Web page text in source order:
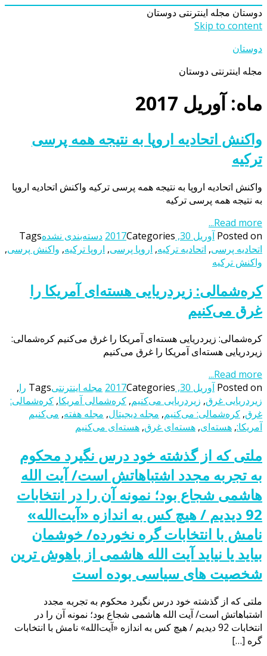
دوستان مجله اینترنتی دوستان
Skip to content
دوستان
مجله اینترنتی دوستان
ماه: آوریل 2017
واکنش اتحادیه اروپا به نتیجه همه پرسی
ترکیه
واکنش اتحادیه اروپا به نتیجه همه پرسی ترکیه واکنش اتحادیه اروپا
به نتیجه همه پرسی ترکیه
Read more...
Posted on آوریل 30, 2017 Categories دسته‌بندی نشدهTags
اتحادیه پرسی, اتحادیه ترکیه, اروپا پرسی, اروپا ترکیه, واکنش پرسی,
واکنش ترکیه
کره‌شمالی: زیردریایی هسته‌ای آمریکا را
غرق می‌کنیم
کره‌شمالی: زیردریایی هسته‌ای آمریکا را غرق می‌کنیم کره‌شمالی:
زیردریایی هسته‌ای آمریکا را غرق می‌کنیم
Read more...
Posted on آوریل 30, 2017 Categories مجله اینترنتیTags را,
زیردریایی غرق, زیردریایی می‌کنیم, کره‌شمالی آمریکا, کره‌شمالی:
غرق, کره‌شمالی: می‌کنیم, مجله دیجیتال, مجله هفته, می‌کنیم
آمریکا:, هسته‌ای, هسته‌ای غرق, هسته‌ای می‌کنیم
ملتی که از گذشته خود درس نگیرد محکوم
به تجربه مجدد اشتباهاتش است/ آیت الله
هاشمی شجاع بود؛ نمونه آن را در انتخابات
92 دیدیم / هیچ کس به اندازه «آیت‌الله»
نامش با انتخابات گره نخورده/ خوشمان
بیاید یا نیاید آیت الله هاشمی از باهوش ترین
شخصیت های سیاسی بوده است
ملتی که از گذشته خود درس نگیرد محکوم به تجربه مجدد
اشتباهاتش است/ آیت الله هاشمی شجاع بود؛ نمونه آن را در
انتخابات 92 دیدیم / هیچ کس به اندازه «آیت‌الله» نامش با انتخابات
گره […]